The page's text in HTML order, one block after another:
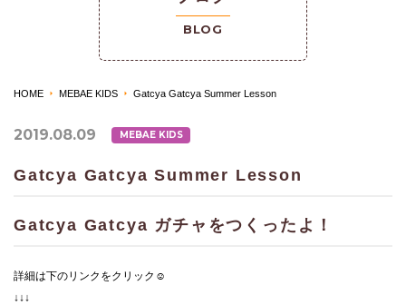
BLOG
HOME MEBAE KIDS Gatcya Gatcya Summer Lesson
2019.08.09 MEBAE KIDS
Gatcya Gatcya Summer Lesson
Gatcya Gatcya ガチャをつくったよ！
詳細は下のリンクをクリック☺
↓↓↓